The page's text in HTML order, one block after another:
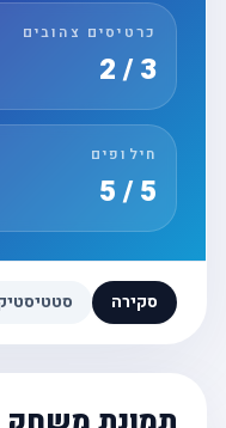
כרטיסים צהובים
3 / 2
חילופים
סקירה סטטיסטיקה